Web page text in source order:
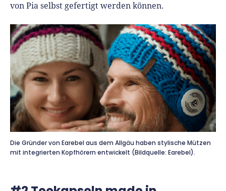
von Pia selbst gefertigt werden können.
Die Gründer von Earebel aus dem Allgäu haben stylische Mützen
mit integrierten Kopfhörern entwickelt (Bildquelle: Earebel).